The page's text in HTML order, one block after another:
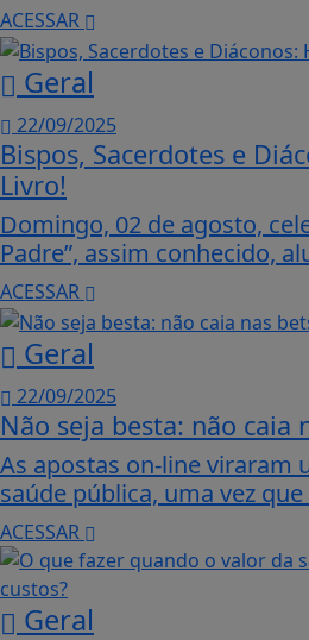
ACESSAR
Geral
22/09/2025
Bispos, Sacerdotes e
Livro!
Domingo, 02 de agosto,
Padre”, assim conhecido,
ACESSAR
Geral
22/09/2025
Não seja besta: não caia
As apostas on-line viraram
saúde pública, uma vez
ACESSAR
Geral